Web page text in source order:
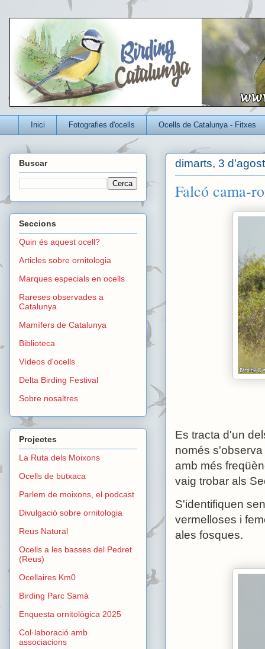
Un blog per conèixer millor els ocells que viuen a Catalunya
Inici Fotografies d'ocells Ocells de Catalunya - Fitxes
dimarts, 3
Falcó cama-
Es tracta d'un
només
amb més
vaig trobar als
S'identifiquen
vermelloses i
ales fosques.
Buscar
Seccions
Quin és aquest ocell?
Articles sobre ornitologia
Marques especials en ocells
Rareses observades a
Catalunya
Mamífers de Catalunya
Biblioteca
Vídeos d'ocells
Delta Birding Festival
Sobre nosaltres
Projectes
La Ruta dels Moixons
Ocells de butxaca
Parlem de moixons, el podcast
Divulgació sobre ornitologia
Reus Natural
Ocells a les basses del Pedret
(Reus)
Ocellaires Km0
Birding Parc Samà
Enquesta ornitològica 2025
Col·laboració amb
associacions